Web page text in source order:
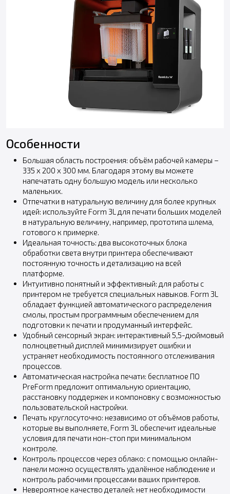
Особенности
Большая область построения: объём рабочей камеры –
335 х 200 х 300 мм. Благодаря этому вы можете
напечатать одну большую модель или несколько
маленьких.
Отпечатки в натуральную величину для более крупных
идей: используйте Form 3L для печати больших моделей
в натуральную величину, например, прототипа шлема,
готового к примерке.
Идеальная точность: два высокоточных блока
обработки света внутри принтера обеспечивают
постоянную точность и детализацию на всей
платформе.
Интуитивно понятный и эффективный: для работы с
принтером не требуется специальных навыков. Form 3L
обладает функцией автоматического распределения
смолы, простым программным обеспечением для
подготовки к печати и продуманный интерфейс.
Удобный сенсорный экран: интерактивный 5,5-дюймовый
полноцветный дисплей минимизирует ошибки и
устраняет необходимость постоянного отслеживания
процессов.
Автоматическая настройка печати: бесплатное ПО
PreForm предложит оптимальную ориентацию,
расстановку поддержек и компоновку с возможностью
пользовательской настройки.
Печать круглосуточно: независимо от объёмов работы,
которые вы выполняете, Form 3L обеспечит идеальные
условия для печати нон-стоп при минимальном
контроле.
Контроль процессов через облако: с помощью онлайн-
панели можно осуществлять удалённое наблюдение и
контроль рабочими процессами ваших принтеров.
Невероятное качество деталей: нет необходимости